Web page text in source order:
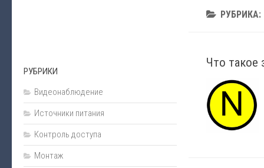
Пожарная безопасность
Источники питания
Проектирование
Охранная сигнализация
РУБРИКА:
Что такое
РУБРИКИ
Видеонаблюдение
Источники питания
Контроль доступа
Монтаж